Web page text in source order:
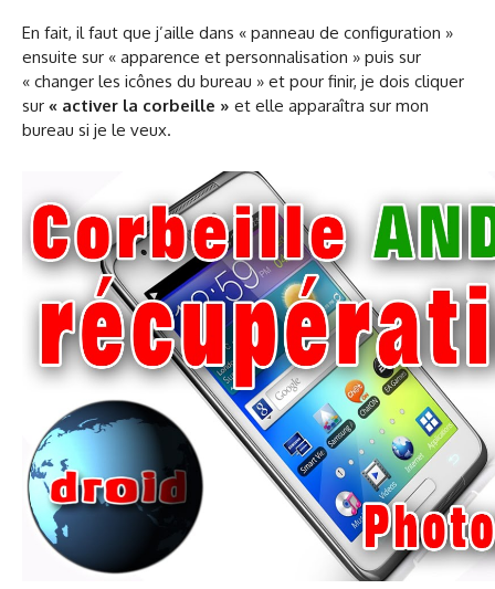
En fait, il faut que j’aille dans « panneau de configuration »
ensuite sur « apparence et personnalisation » puis sur
« changer les icônes du bureau » et pour finir, je dois cliquer
sur « activer la corbeille » et elle apparaîtra sur mon
bureau si je le veux.